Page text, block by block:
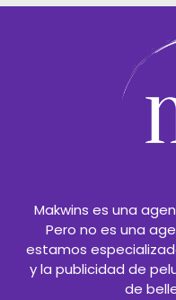
Makwins es una
Pero no es una
estamos
y la publicidad de
de